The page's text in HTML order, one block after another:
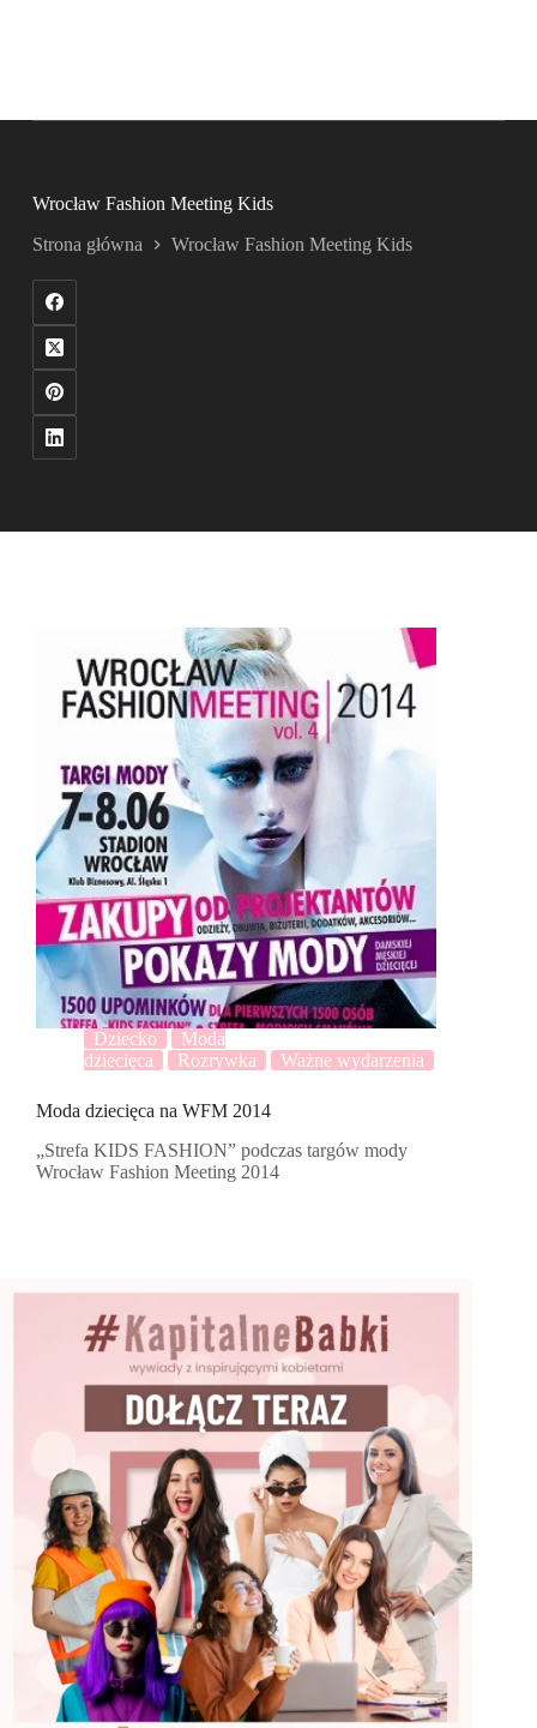
Wrocław Fashion Meeting Kids
Strona główna Wrocław Fashion Meeting Kids
Dziecko
Moda
dziecięca
Rozrywka Ważne wydarzenia
Moda dziecięca na WFM 2014
„Strefa KIDS FASHION” podczas targów mody
Wrocław Fashion Meeting 2014